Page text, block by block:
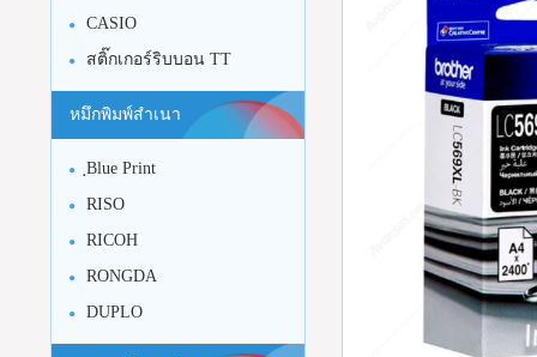
CASIO
สติ๊กเกอร์ริบบอน TT
หมึกพิมพ์สำเนา
ฺBlue Print
RISO
RICOH
RONGDA
DUPLO